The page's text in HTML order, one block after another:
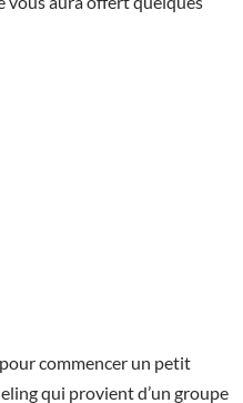
commencer un petit
qui provient d’un groupe